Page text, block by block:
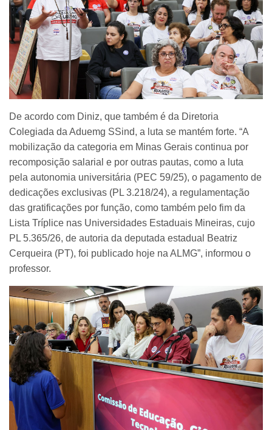
De acordo com Diniz, que também é da Diretoria
Colegiada da Aduemg SSind, a luta se mantém forte. “A
mobilização da categoria em Minas Gerais continua por
recomposição salarial e por outras pautas, como a luta
pela autonomia universitária (PEC 59/25), o pagamento de
dedicações exclusivas (PL 3.218/24), a regulamentação
das gratificações por função, como também pelo fim da
Lista Tríplice nas Universidades Estaduais Mineiras, cujo
PL 5.365/26, de autoria da deputada estadual Beatriz
Cerqueira (PT), foi publicado hoje na ALMG”, informou o
professor.